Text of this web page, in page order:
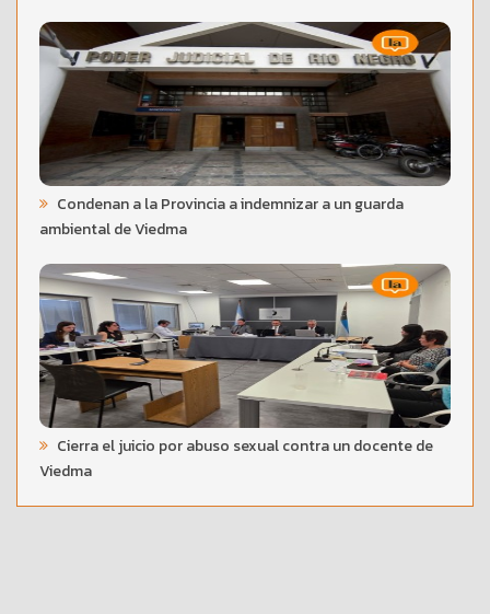
Condenan a la Provincia a indemnizar a un guarda
ambiental de Viedma
Cierra el juicio por abuso sexual contra un docente de
Viedma